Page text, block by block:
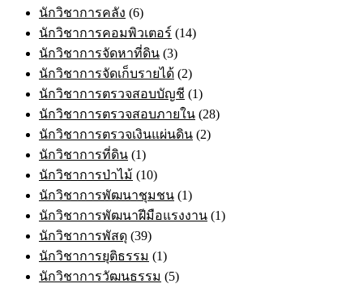
นักวิชาการคลัง (6)
นักวิชาการคอมพิวเตอร์ (14)
นักวิชาการจัดหาที่ดิน (3)
นักวิชาการจัดเก็บรายได้ (2)
นักวิชาการตรวจสอบบัญชี (1)
นักวิชาการตรวจสอบภายใน (28)
นักวิชาการตรวจเงินแผ่นดิน (2)
นักวิชาการที่ดิน (1)
นักวิชาการป่าไม้ (10)
นักวิชาการพัฒนาชุมชน (1)
นักวิชาการพัฒนาฝีมือแรงงาน (1)
นักวิชาการพัสดุ (39)
นักวิชาการยุติธรรม (1)
นักวิชาการวัฒนธรรม (5)